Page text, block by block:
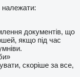
належати:
документів, що
якщо під час
скоріше за все,